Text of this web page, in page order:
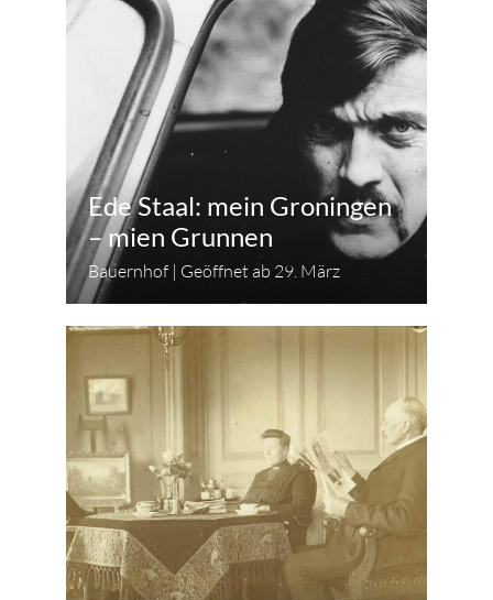
Ede Staal: mein Groningen
– mien Grunnen
Bauernhof | Geöffnet ab 29. März